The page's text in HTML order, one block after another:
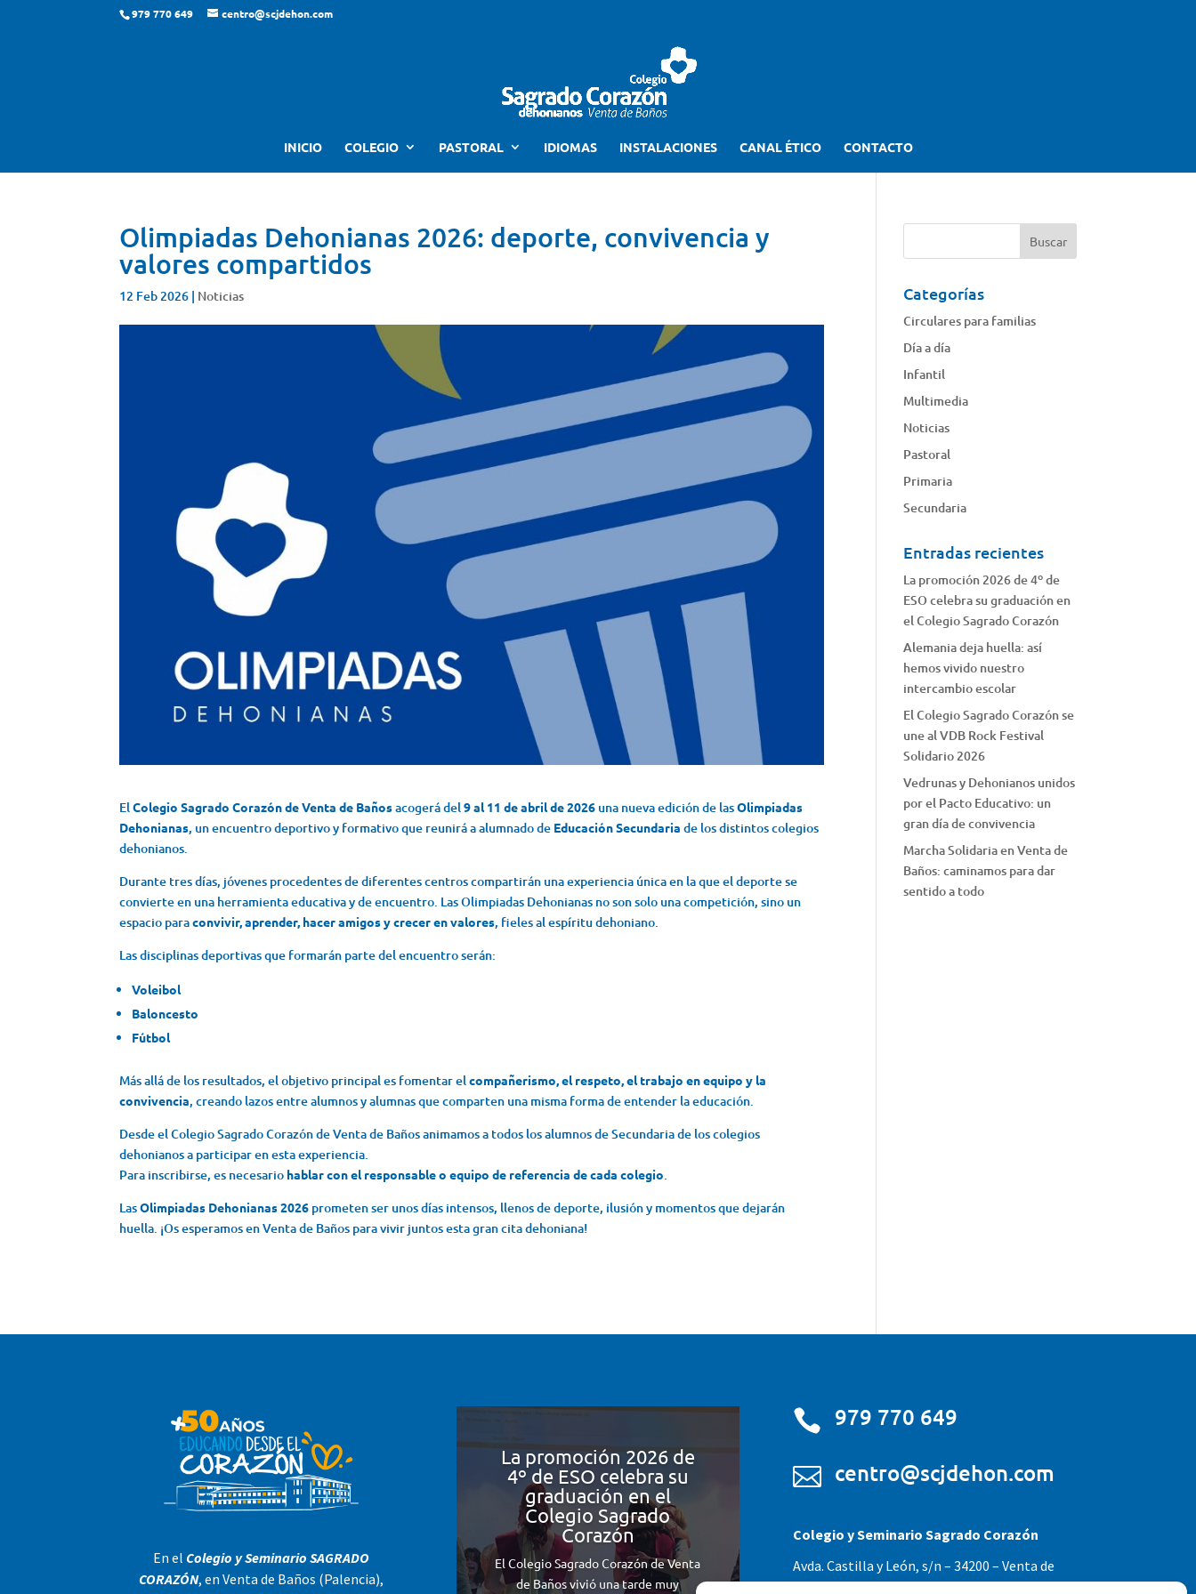
979 770 649 centro@scjdehon.com
INICIO COLEGIO PASTORAL IDIOMAS INSTALACIONES CANAL ÉTICO CONTACTO
Olimpiadas Dehonianas 2026: deporte, convivencia y
valores compartidos
12 Feb 2026 | Noticias
ElColegio Sagrado Corazón de Venta de Bañosacogerá del9 al 11 de abril de 2026 una nueva edición de lasOlimpiadas
Dehonianas, un encuentro deportivo y formativo que reunirá a alumnado de Educación Secundaria de los distintos colegios
dehonianos.
Durante tres días, jóvenes procedentes de diferentes centros compartirán una experiencia única en la que el deporte se
convierte en una herramienta educativa y de encuentro. Las Olimpiadas Dehonianas no son solo una competición, sino un
espacio paraconvivir, aprender, hacer amigos y crecer en valores, fieles al espíritu dehoniano.
Las disciplinas deportivas que formarán parte del encuentro serán:
Voleibol
Baloncesto
Fútbol
Más allá de los resultados, el objetivo principal es fomentar elcompañerismo, el respeto, el trabajo en equipo y la
convivencia, creando lazos entre alumnos y alumnas que comparten una misma forma de entender la educación.
Desde el Colegio Sagrado Corazón de Venta de Baños animamos a todos los alumnos de Secundaria de los colegios
dehonianos a participar en esta experiencia.
Para inscribirse, es necesario hablar con el responsable o equipo de referencia de cada colegio.
LasOlimpiadas Dehonianas 2026 prometen ser unos días intensos, llenos de deporte, ilusión y momentos que dejarán
huella. ¡Os esperamos en Venta de Baños para vivir juntos esta gran cita dehoniana!
Categorías
Circulares para familias
Día a día
Infantil
Multimedia
Noticias
Pastoral
Primaria
Secundaria
Entradas recientes
La promoción 2026 de 4º de
ESO celebra su graduación en
el Colegio Sagrado Corazón
Alemania deja huella: así
hemos vivido nuestro
intercambio escolar
El Colegio Sagrado Corazón se
une al VDB Rock Festival
Solidario 2026
Vedrunas y Dehonianos unidos
por el Pacto Educativo: un
gran día de convivencia
Marcha Solidaria en Venta de
Baños: caminamos para dar
sentido a todo
En el Colegio y Seminario SAGRADO
CORAZÓN, en Venta de Baños (Palencia),
La promoción 2026 de
4º de ESO celebra su
graduación en el
Colegio Sagrado
Corazón
El Colegio Sagrado Corazón de Venta
de Baños vivió una tarde muy
 979 770 649
 centro@scjdehon.com
Colegio y Seminario Sagrado Corazón
Avda. Castilla y León, s/n – 34200 – Venta de